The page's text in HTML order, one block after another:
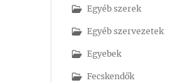
Egyéb szerek
Egyéb szervezetek
Egyebek
Fecskendők